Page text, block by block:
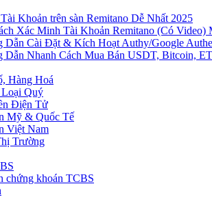
Khoản trên sàn Remitano Dễ Nhất 2025
Xác Minh Tài Khoản Remitano (Có Video)
Dẫn Cài Đặt & Kích Hoạt Authy/Google
Dẫn Nhanh Cách Mua Bán USDT, Bitcoin,
Hàng Hoá
Quý
Điện Tử
Mỹ & Quốc Tế
Việt Nam
Trường
chứng khoán TCBS